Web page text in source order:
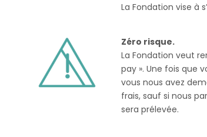
La Fondation vise à
Zéro risque.
La Fondation veut
pay ». Une fois que
vous nous avez
frais, sauf si nous
sera prélevée.